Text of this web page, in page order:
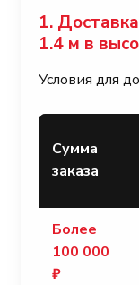
1.
1.4 м в
Условия для
Сумма
заказа
Более
100 000
₽